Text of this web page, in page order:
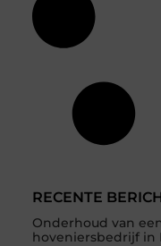
RECENTE
Onderhoud van
hoveniersbedrijf in